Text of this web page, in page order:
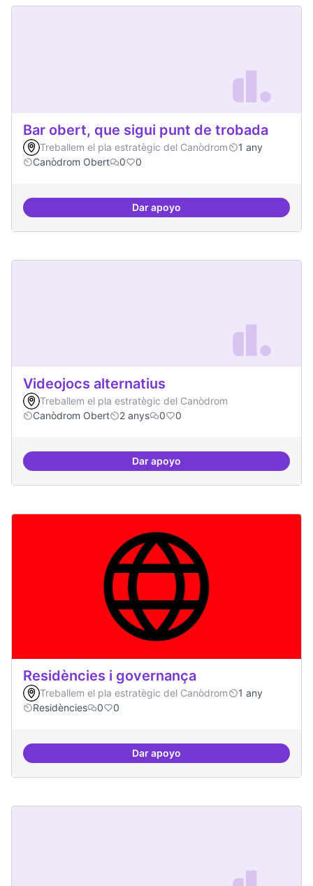
Bar obert, que sigui punt de trobada
Treballem el pla estratègic del Canòdrom
1 any
Canòdrom Obert
0 0
Dar apoyoBar obert, que sigui punt de
Videojocs alternatius
Treballem el pla estratègic del Canòdrom
Canòdrom Obert
2 anys 0 0
Dar apoyoVideojocs alternatius
Residències i governança
Treballem el pla estratègic del Canòdrom
1 any
Residències
0 0
Dar apoyoResidències i governança